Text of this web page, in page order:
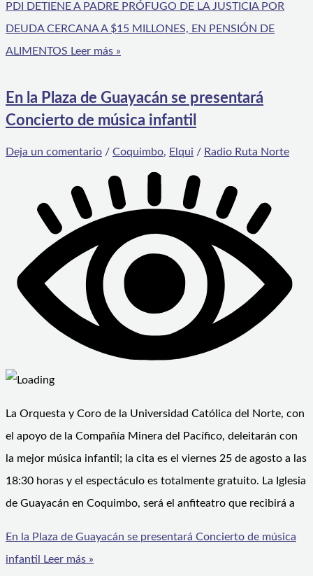
PDI DETIENE A PADRE PRÓFUGO DE LA JUSTICIA POR
DEUDA CERCANA A $15 MILLONES, EN PENSIÓN DE
ALIMENTOS Leer más »
En la Plaza de Guayacán se presentará
Concierto de música infantil
Deja un comentario / Coquimbo, Elqui / Radio Ruta Norte
La Orquesta y Coro de la Universidad Católica del Norte, con
el apoyo de la Compañía Minera del Pacífico, deleitarán con
la mejor música infantil; la cita es el viernes 25 de agosto a las
18:30 horas y el espectáculo es totalmente gratuito. La Iglesia
de Guayacán en Coquimbo, será el anfiteatro que recibirá a
En la Plaza de Guayacán se presentará Concierto de música
infantil
Leer más »